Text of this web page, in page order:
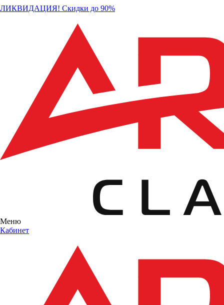
ЛИКВИДАЦИЯ! Скидки до 90%
Меню
Кабинет